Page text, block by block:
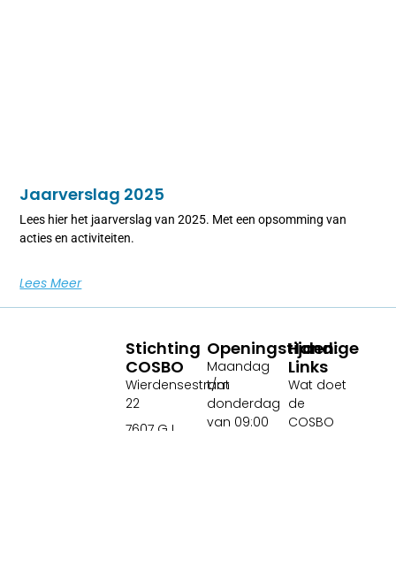
Jaarverslag 2025
Lees hier het jaarverslag van 2025. Met een opsomming van
acties en activiteiten.
Lees Meer
Stichting
COSBO
Wierdensestraat
22
7607 GJ
Openingstijden:
Maandag
t/m
donderdag
van 09:00
Handige
Links
Wat doet
de
COSBO